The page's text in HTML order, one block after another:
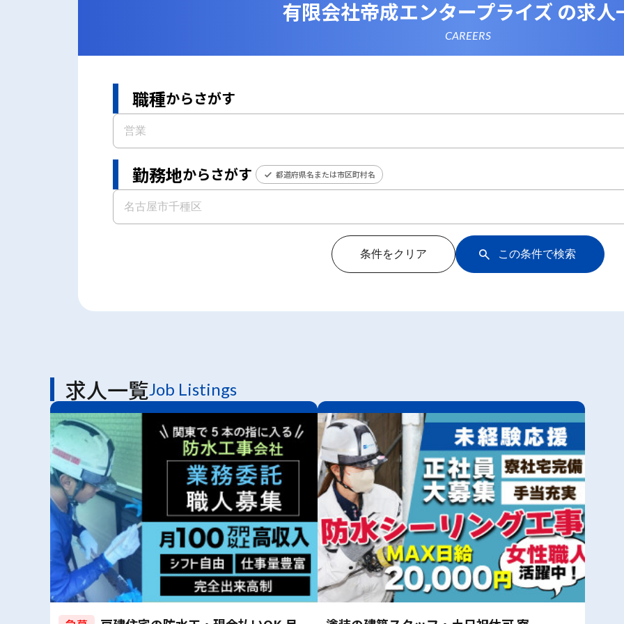
有限会社帝成エンタープライズ の求人
CAREERS
職種からさがす
勤務地からさがす 都道府県名または市区町村名
条件をクリア この条件で検索
求人一覧Job Listings